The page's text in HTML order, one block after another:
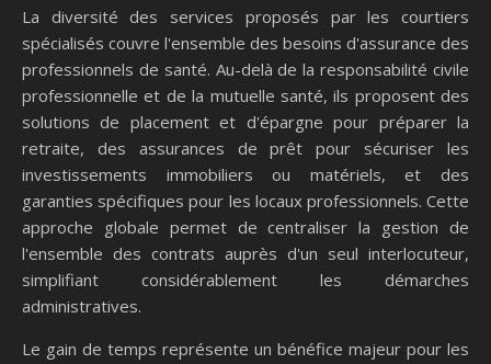
La diversité des services proposés par les courtiers
spécialisés couvre l'ensemble des besoins d'assurance des
professionnels de santé. Au-delà de la responsabilité civile
professionnelle et de la mutuelle santé, ils proposent des
solutions de placement et d'épargne pour préparer la
retraite, des assurances de prêt pour sécuriser les
investissements immobiliers ou matériels, et des
garanties spécifiques pour les locaux professionnels. Cette
approche globale permet de centraliser la gestion de
l'ensemble des contrats auprès d'un seul interlocuteur,
simplifiant considérablement les démarches
administratives.
Le gain de temps représente un bénéfice majeur pour les